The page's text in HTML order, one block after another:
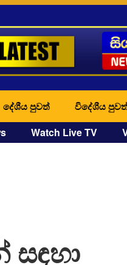
දේශීය පුවත් විදේශීය
Watch Live TV
සඳහා